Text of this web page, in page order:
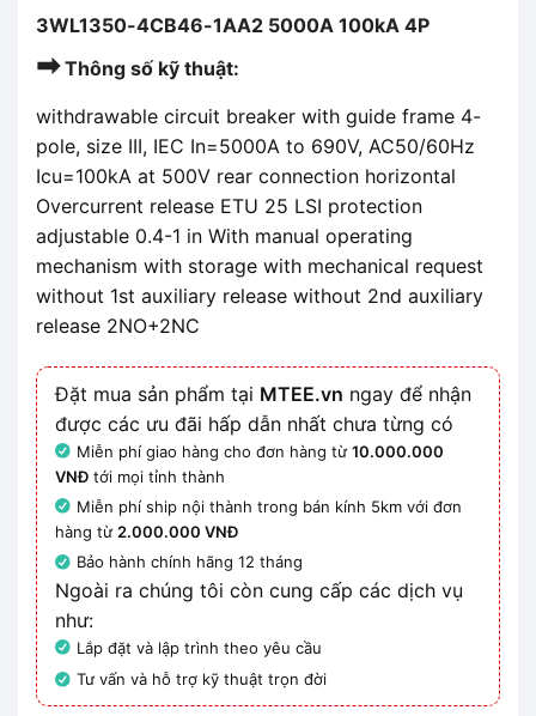
3WL1350-4CB46-1AA2 5000A 100kA 4P
➡Thông số kỹ thuật:
withdrawable circuit breaker with guide frame 4-
pole, size III, IEC In=5000A to 690V, AC50/60Hz
Icu=100kA at 500V rear connection horizontal
Overcurrent release ETU 25 LSI protection
adjustable 0.4-1 in With manual operating
mechanism with storage with mechanical request
without 1st auxiliary release without 2nd auxiliary
release 2NO+2NC
Đặt mua sản phẩm tại MTEE.vn ngay để nhận
được các ưu đãi hấp dẫn nhất chưa từng có
Miễn phí giao hàng cho đơn hàng từ10.000.000
VNĐ tới mọi tỉnh thành
Miễn phí ship nội thành trong bán kính 5km với đơn
hàng từ2.000.000 VNĐ
Bảo hành chính hãng 12 tháng
Ngoài ra chúng tôi còn cung cấp các dịch vụ
như:
Lắp đặt và lập trình theo yêu cầu
Tư vấn và hỗ trợ kỹ thuật trọn đời